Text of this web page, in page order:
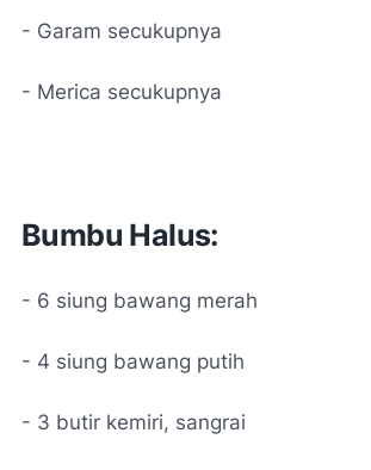
- Garam secukupnya
- Merica secukupnya
Bumbu Halus:
- 6 siung bawang merah
- 4 siung bawang putih
- 3 butir kemiri, sangrai